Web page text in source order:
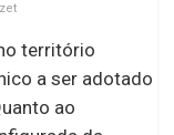
território
a ser adotado
ao